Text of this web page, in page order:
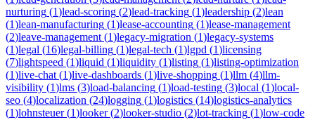
nurturing (1)lead-scoring (2)lead-tracking (1)leadership (2)lean
(1)lean-manufacturing (1)lease-accounting (1)lease-management
(2)leave-management (1)legacy-migration (1)legacy-systems
(1)legal (16)legal-billing (1)legal-tech (1)lgpd (1)licensing
(7)lightspeed (1)liquid (1)liquidity (1)listing (1)listing-optimization
(1)live-chat (1)live-dashboards (1)live-shopping (1)llm (4)llm-
visibility (1)lms (3)load-balancing (1)load-testing (3)local (1)local-
seo (4)localization (24)logging (1)logistics (14)logistics-analytics
(1)lohnsteuer(1)looker(2)looker-studio (2)lot-tracking (1)low-code